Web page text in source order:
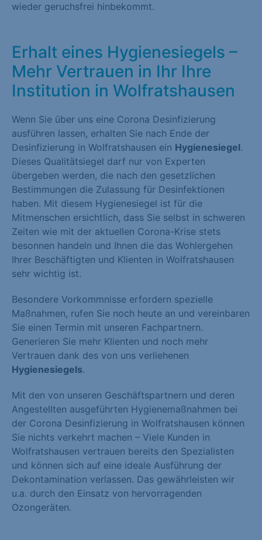
wieder geruchsfrei hinbekommt.
Erhalt eines Hygienesiegels –
Mehr Vertrauen in Ihr Ihre
Institution in Wolfratshausen
Wenn Sie über uns eine Corona Desinfizierung
ausführen lassen, erhalten Sie nach Ende der
Desinfizierung in Wolfratshausen ein Hygienesiegel.
Dieses Qualitätsiegel darf nur von Experten
übergeben werden, die nach den gesetzlichen
Bestimmungen die Zulassung für Desinfektionen
haben. Mit diesem Hygienesiegel ist für die
Mitmenschen ersichtlich, dass Sie selbst in schweren
Zeiten wie mit der aktuellen Corona-Krise stets
besonnen handeln und Ihnen die das Wohlergehen
Ihrer Beschäftigten und Klienten in Wolfratshausen
sehr wichtig ist.
Besondere Vorkommnisse erfordern spezielle
Maßnahmen, rufen Sie noch heute an und vereinbaren
Sie einen Termin mit unseren Fachpartnern.
Generieren Sie mehr Klienten und noch mehr
Vertrauen dank des von uns verliehenen
Hygienesiegels.
Mit den von unseren Geschäftspartnern und deren
Angestellten ausgeführten Hygienemaßnahmen bei
der Corona Desinfizierung in Wolfratshausen können
Sie nichts verkehrt machen – Viele Kunden in
Wolfratshausen vertrauen bereits den Spezialisten
und können sich auf eine ideale Ausführung der
Dekontamination verlassen. Das gewährleisten wir
u.a. durch den Einsatz von hervorragenden
Ozongeräten.